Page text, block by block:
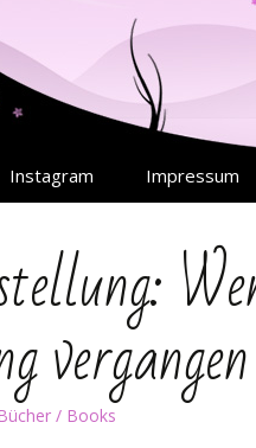
Instagram Impressum
vergangen
/ Books